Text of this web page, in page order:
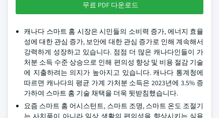
무료 PDF 다운로드
캐나다 스마트 홈 시장은 시민들의 소비력 증가, 에너지 효율
성에 대한 관심 증가, 보안에 대한 관심 증가로 인해 계속해서
강력하게 성장하고 있습니다. 점점 더 많은 캐나다인들이 가
처분 소득 수준 상승으로 인해 편의성 향상 및 비용 절감 기술
에 지출하려는 의지가 높아지고 있습니다. 캐나다 통계청에
따르면 캐나다의 평균 가계 가처분 소득은 2023년에 3.5% 증
가하여 스마트 홈 기술 채택을 더욱 뒷받침했습니다.
요즘 스마트 홈 어시스턴트, 스마트 조명, 스마트 온도 조절기
는 사치품이 아니라 일상 생활의 편의성을 향상시키는 실용